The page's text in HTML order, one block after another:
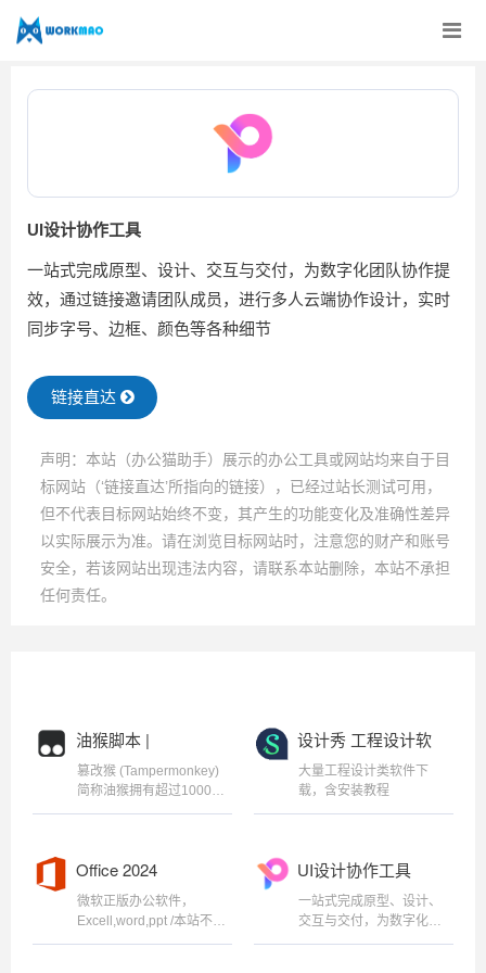
UI设计协作工具
一站式完成原型、设计、交互与交付，为数字化团队协作提
效，通过链接邀请团队成员，进行多人云端协作设计，实时
同步字号、边框、颜色等各种细节
链接直达
声明：本站（办公猫助手）展示的办公工具或网站均来自于目
标网站（‘链接直达’所指向的链接），已经过站长测试可用，
但不代表目标网站始终不变，其产生的功能变化及准确性差异
以实际展示为准。请在浏览目标网站时，注意您的财产和账号
安全，若该网站出现违法内容，请联系本站删除，本站不承担
任何责任。
油猴脚本 |
Tampermonkey
篡改猴 (Tampermonkey)
简称油猴拥有超过1000万
用户的浏览器扩展。 它适
Next 和 Firefox
设计秀 工程设计软
件
大量工程设计类软件下
载，含安装教程
Office 2024
微软正版办公软件，
Excell,word,ppt /本站不做
软件存储，所有软件均来
UI设计协作工具
一站式完成原型、设计、
交互与交付，为数字化团
队协作提效，通过链接邀